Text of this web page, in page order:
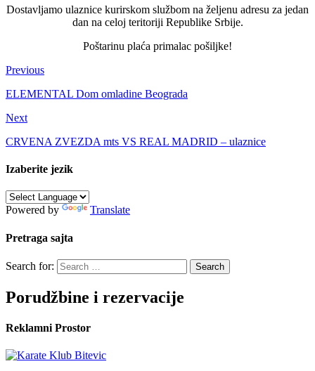
Dostavljamo ulaznice kurirskom službom na željenu adresu za jedan
dan na celoj teritoriji Republike Srbije.
Poštarinu plaća primalac pošiljke!
Previous
ELEMENTAL Dom omladine Beograda
Next
CRVENA ZVEZDA mts VS REAL MADRID – ulaznice
Izaberite jezik
Powered by Translate
Pretraga sajta
Search for:
Porudžbine i rezervacije
Reklamni Prostor